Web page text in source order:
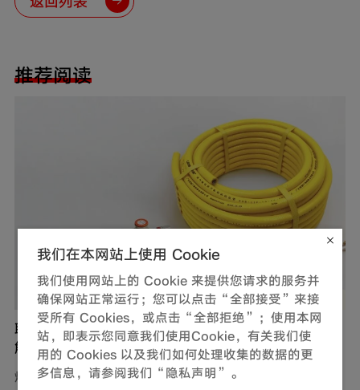
推荐阅读
联塑燃气用不锈钢波纹软管，完善家装定制化管道
解决方案
燃气，作为现代生活中不可或缺的能源，满足了我们对热
我们在本网站上使用 Cookie
我们使用网站上的 Cookie 来提供您请求的服务并
确保网站正常运行；您可以点击“全部接受”来接
受所有 Cookies，或点击“全部拒绝”；使用本网
站，即表示您同意我们使用Cookie，有关我们使
用的 Cookies 以及我们如何处理收集的数据的更
多信息，请参阅我们“隐私声明”。